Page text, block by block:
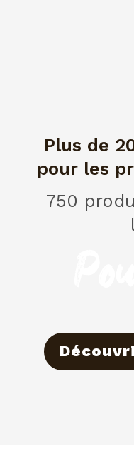
Plus de
pour les
750